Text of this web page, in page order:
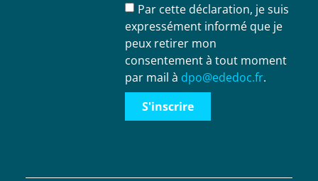
Par cette déclaration, je suis
expressément informé que je
peux retirer mon
consentement à tout moment
par mail à dpo@ededoc.fr.
S'inscrire